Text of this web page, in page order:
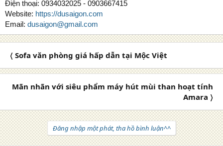
Điện thoại: 0934032025 - 0903667415
Website: https://dusaigon.com
Email: dusaigon@gmail.com
〈 Sofa văn phòng giá hấp dẫn tại Mộc Việt
Mãn nhãn với siêu phẩm máy hút mùi than hoạt tính
Amara 〉
Đăng nhập một phát, tha hồ bình luận^^